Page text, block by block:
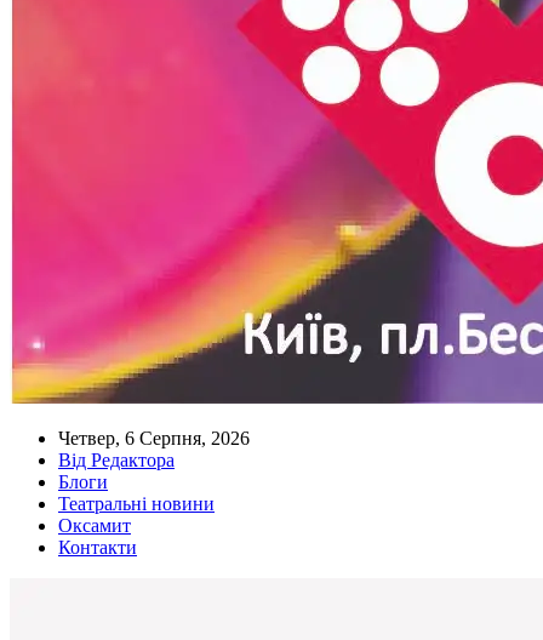
Четвер, 6 Серпня, 2026
Від Редактора
Блоги
Театральні новини
Оксамит
Контакти